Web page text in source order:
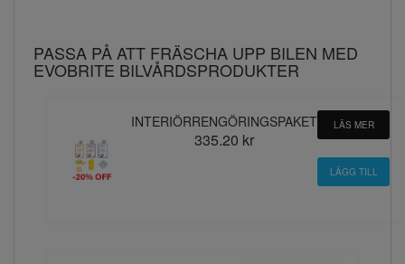
PASSA PÅ ATT FRÄSCHA UPP BILEN MED
EVOBRITE BILVÅRDSPRODUKTER
INTERIÖRRENGÖRINGSPAKET
335.20 kr
LÄS MER